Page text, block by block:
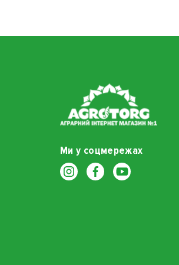
Ми у соцмережах